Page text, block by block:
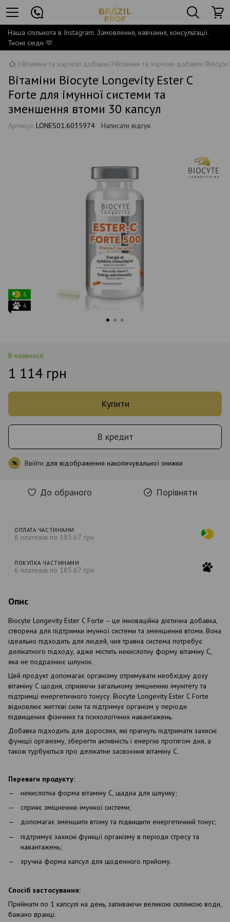
Наша спільнота в Instagram. Замовлення, навчання, консультації.
Тисни сюди 🫶
Вітаміни та харчові добавки Вітаміни та харчові добавки Biocyte
Вітаміни Biocyte Longevity Ester C
Forte для імунної системи та
зменшення втоми 30 капсул
Артикул: LONES01.6035974 Написати відгук
6
6
В наявності
1 114 грн
Купити
В кредит
% Ввійти для відображення накопичувальної знижки
До обраного Порівняти
ОПЛАТА ЧАСТИНАМИ
6 платежів по 185.67 грн
ПОКУПКА ЧАСТИНАМИ
6 платежів по 185.67 грн
Опис
Biocyte Longevity Ester C Forte – це інноваційна дієтична добавка,
створена для підтримки імунної системи та зменшення втоми. Вона
ідеально підходить для людей, чия травна система потребує
делікатного підходу, адже містить некислотну форму вітаміну С,
яка не подразнює шлунок.
Цей продукт допомагає організму отримувати необхідну дозу
вітаміну С щодня, сприяючи загальному зміцненню імунітету та
підтримці енергетичного тонусу. Biocyte Longevity Ester C Forte
відновлює життєві сили та підтримує організм у періоди
підвищених фізичних та психологічних навантажень.
Добавка підходить для дорослих, які прагнуть підтримати захисні
функції організму, зберегти активність і енергію протягом дня, а
також турбуються про делікатне засвоєння вітаміну С.
Переваги продукту:
некислотна форма вітаміну С, щадна для шлунку;
сприяє зміцненню імунної системи;
допомагає зменшити втому та підвищити енергетичний тонус;
підтримує захисні функції організму в періоди стресу та
навантажень;
зручна форма капсул для щоденного прийому.
Спосіб застосування:
Приймати по 1 капсулі на день, запиваючи великою склянкою води,
бажано вранці.